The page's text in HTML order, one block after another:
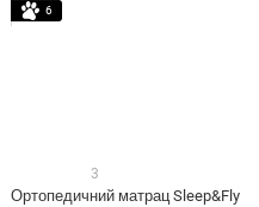
6
3
Ортопедичний матрац Sleep&Fly